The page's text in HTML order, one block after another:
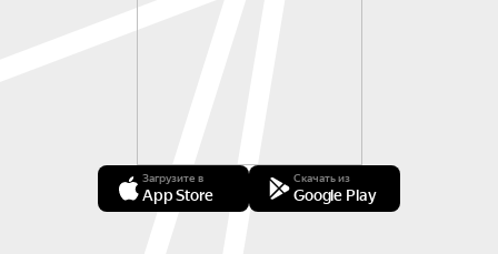
Загрузите в
App Store
Скачать из
Google Play